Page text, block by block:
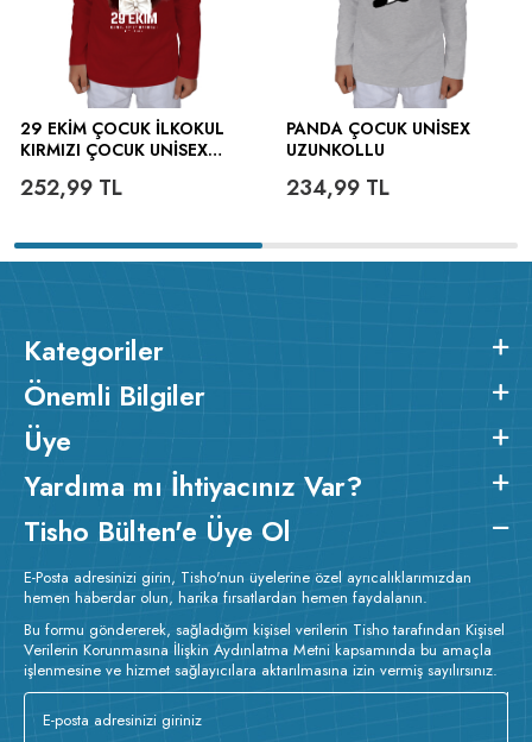
29 EKİM ÇOCUK İLKOKUL
KIRMIZI ÇOCUK UNISEX
252,99 TL
PANDA ÇOCUK UNISEX
UZUNKOLLU
234,99TL
Kategoriler
Önemli Bilgiler
Üye
Yardıma mı İhtiyacınız Var?
Tisho Bülten'e Üye Ol
E-Posta adresinizi girin, Tisho'nun üyelerine özel ayrıcalıklarımızdan
hemen haberdar olun, harika fırsatlardan hemen faydalanın.
Bu formu göndererek, sağladığım kişisel verilerin Tisho tarafından Kişisel
Verilerin Korunmasına İlişkin Aydınlatma Metni kapsamında bu amaçla
işlenmesine ve hizmet sağlayıcılara aktarılmasına izin vermiş sayılırsınız.